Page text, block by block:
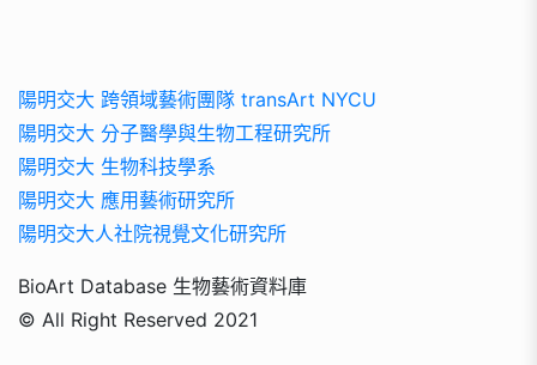
陽明交大 跨領域藝術團隊 transArt NYCU
陽明交大 分子醫學與生物工程研究所
陽明交大 生物科技學系
陽明交大 應用藝術研究所
陽明交大人社院視覺文化研究所
BioArt Database 生物藝術資料庫
© All Right Reserved 2021